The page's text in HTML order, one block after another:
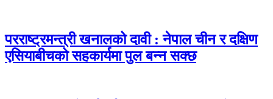
परराष्ट्रमन्त्री खनालको दावी : नेपाल चीन र दक्षिण
एसियाबीचको सहकार्यमा पुल बन्न सक्छ